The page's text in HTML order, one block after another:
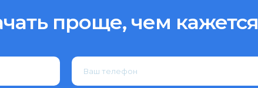
проще, чем кажется